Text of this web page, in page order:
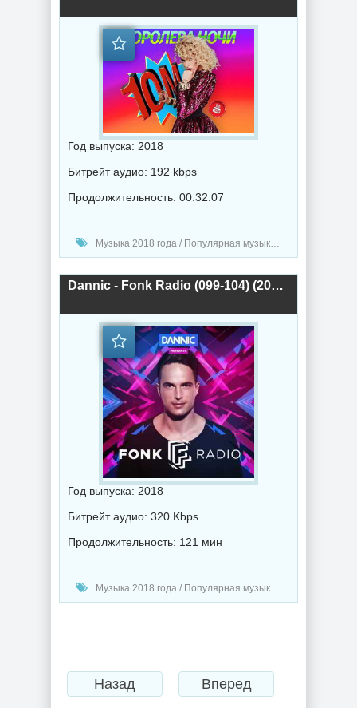
Год выпуска: 2018
Битрейт аудио: 192 kbps
Продолжительность: 00:32:07
Музыка 2018 года / Популярная музыка / Музыка в машину / Клипы - Концерты
Dannic - Fonk Radio (099-104) (2018) торрент
Год выпуска: 2018
Битрейт аудио: 320 Kbps
Продолжительность: 121 мин
Музыка 2018 года / Популярная музыка / Электронная музыка / Хаус музыка / Музыка в машину
Назад Вперед